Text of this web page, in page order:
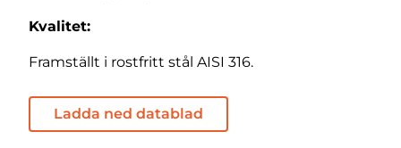
Kvalitet:
Framställt i rostfritt stål AISI 316.
Ladda ned datablad